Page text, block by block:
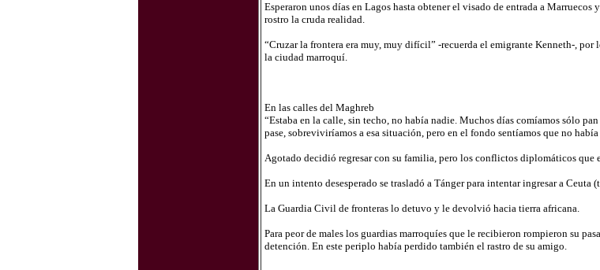
Esperaron unos días en Lagos hasta obtener el visado de entrada a
rostro la cruda realidad.
“Cruzar la frontera era muy, muy difícil” -recuerda el emigrante Kenneth-,
la ciudad marroquí.
En las calles del Maghreb
“Estaba en la calle, sin techo, no había nadie. Muchos días comíamos sólo
pase, sobreviviríamos a esa situación, pero en el fondo sentíamos que no había
Agotado decidió regresar con su familia, pero los conflictos diplomáticos que
En un intento desesperado se trasladó a Tánger para intentar ingresar a
La Guardia Civil de fronteras lo detuvo y le devolvió hacia tierra africana.
Para peor de males los guardias marroquíes que le recibieron rompieron su
detención. En este periplo había perdido también el rastro de su amigo.